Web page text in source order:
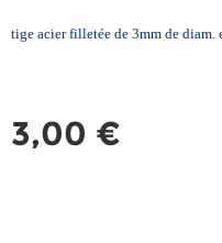
tige acier filletée de 3mm de diam.
3,00 €